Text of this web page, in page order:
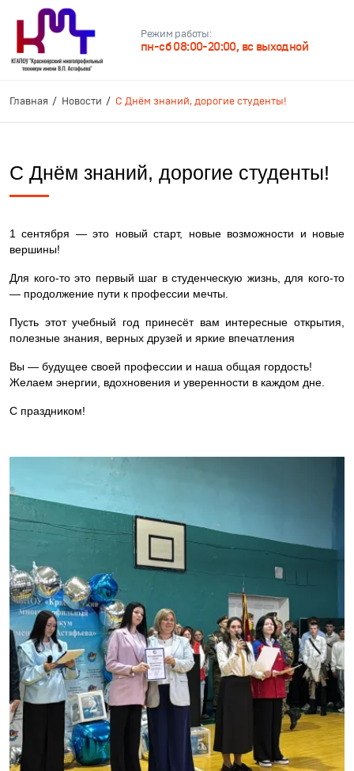
Режим работы:
пн-сб 08:00-20:00, вс выходной
Главная Новости С Днём знаний, дорогие студенты!
С Днём знаний, дорогие студенты!
1 сентября — это новый старт, новые возможности и новые
вершины!
Для кого-то это первый шаг в студенческую жизнь, для кого-то
— продолжение пути к профессии мечты.
Пусть этот учебный год принесёт вам интересные открытия,
полезные знания, верных друзей и яркие впечатления
Вы — будущее своей профессии и наша общая гордость!
Желаем энергии, вдохновения и уверенности в каждом дне.
С праздником!